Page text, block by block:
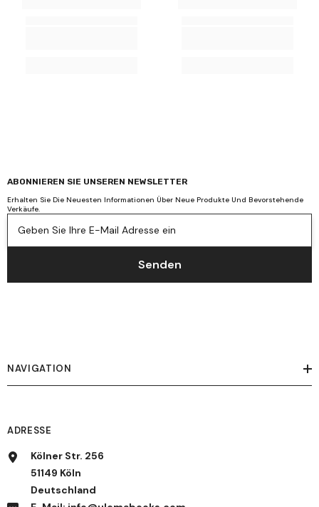
ABONNIEREN SIE UNSEREN NEWSLETTER
Erhalten Sie Die Neuesten Informationen Über Neue Produkte Und Bevorstehende
Verkäufe.
Geben Sie Ihre E-Mail Adresse ein
Senden
NAVIGATION
ADRESSE
Kölner Str. 256
51149 Köln
Deutschland